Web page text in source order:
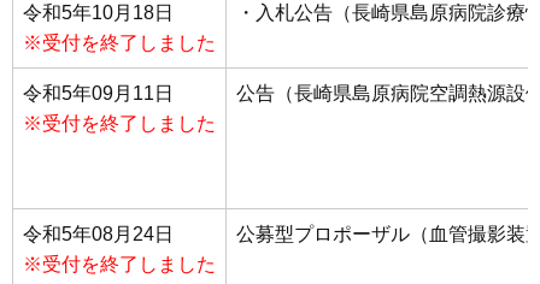
令和5年10月18日
※受付を終了しました
・入札公告（長崎県島原病院診療
令和5年09月11日
※受付を終了しました
公告（長崎県島原病院空調熱源設
令和5年08月24日
※受付を終了しました
公募型プロポーザル（血管撮影装